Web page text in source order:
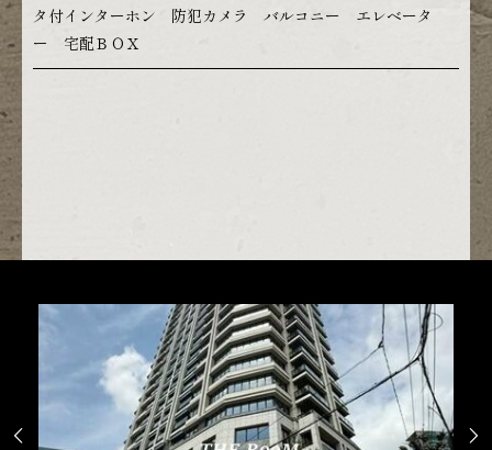
タ付インターホン 防犯カメラ バルコニー エレベータ
ー 宅配ＢＯＸ
 